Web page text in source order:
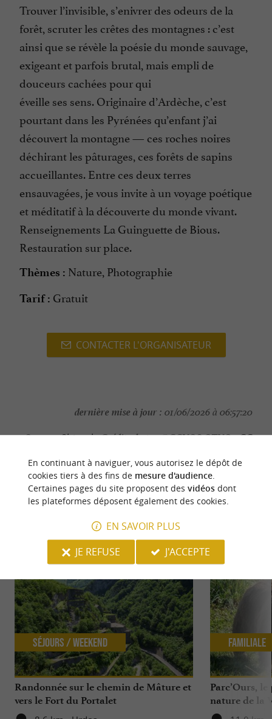
Trouver l’invisible, s’enivrer des odeurs de la
forêt, scruter les crêtes des montagnes : c’est
ainsi que se révèle la poésie du monde sauvage,
exigeant et parfois brutal, mais empli de
douceurs cachées pour qui
éveille ses sens. Originaire d’Ardèche, c’est
pourtant dans les Pyrénées qu’enfant j’ai
découvert la montagne — ces roches noires
déchirant les pâturages, ces forêts de sapins
accueillantes. Entre ces deux terres
ensauvagées, je vous invite à un voyage poétique
et méditatif à la découverte du monde vivant.
Renseignements La Guinguette de Bious.
Restauration sur place.
Thèmes : Nature, Photographie
Tarif : Gratuit
CONTACTER L'ORGANISATEUR
dernière mise à jour : 01/06/2026 à 06:57:20
Source :Sirtaqui-Crédit photo :©CCVO&OTVO -CC
BY-NC-ND 4.0
NOUS AVONS TESTÉPOUR VOUS
Randonnée sur le chemin de Mâture et
vers le Fort du Portalet
Séjours / Weekend
Parc’Ours,
nature de la
Familiale
En continuant à naviguer, vous autorisez le dépôt de
cookies tiers à des fins de mesure d'audience.
Certaines pages du site proposent des vidéosdont
les plateformes déposent également des cookies.
EN SAVOIR PLUS
JE REFUSE
J'ACCEPTE